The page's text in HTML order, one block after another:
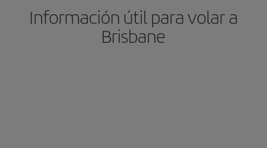
Información útil para volar a
Brisbane